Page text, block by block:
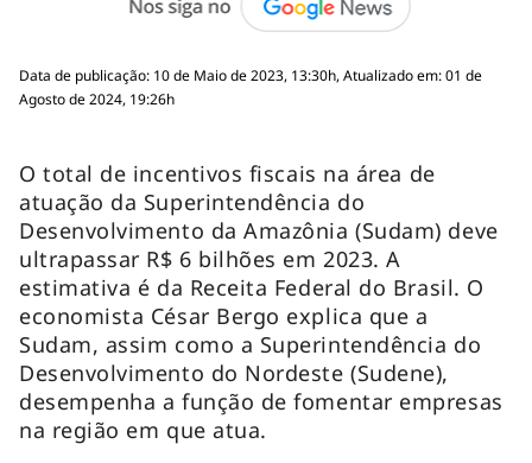
Data de publicação: 10 de Maio de 2023, 13:30h, Atualizado em: 01 de
Agosto de 2024, 19:26h
O total de incentivos fiscais na área de
atuação da Superintendência do
Desenvolvimento da Amazônia (Sudam) deve
ultrapassar R$ 6 bilhões em 2023. A
estimativa é da Receita Federal do Brasil. O
economista César Bergo explica que a
Sudam, assim como a Superintendência do
Desenvolvimento do Nordeste (Sudene),
desempenha a função de fomentar empresas
na região em que atua.